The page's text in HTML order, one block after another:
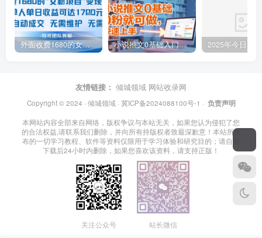
外面收费1680的女粉项目变现，单人单日收益可达1.7k，全自动成交无需维护 小说推文0基础入门教程，0粉就可做，快速上手
友情链接： 倾城领域 网站收录网
Copyright © 2024 · 倾城领域 · 冀ICP备2024088100号-1 · 负责声明
本网站内容全部来自网络，版权争议与本站无关，如果您认为侵犯了您
的合法权益,请联系我们删除，并向所有持版权者致最深歉意！本站所发
布的一切学习教程、软件等资料仅限用于学习体验和研究目的；请自觉
下载后24小时内删除，如果您喜欢该资料，请支持正版！
关注公众号 站长微信